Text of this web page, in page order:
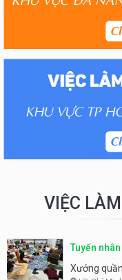
VIỆC
Tuyển
Xưởng